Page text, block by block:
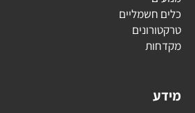
כלים חשמליים
טרקטורונים
מקדחות
מידע